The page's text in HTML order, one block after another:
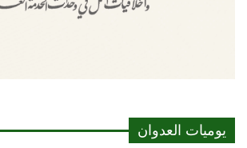
يوميات العدوان